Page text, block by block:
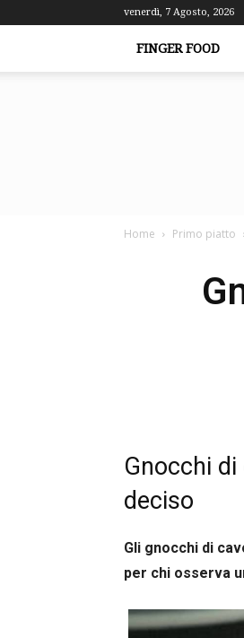
venerdì, 7 Agosto, 2026
FINGER FOOD
Home Primo piatto
Gnocchi
deciso
Gli gnocchi di
per chi osserva